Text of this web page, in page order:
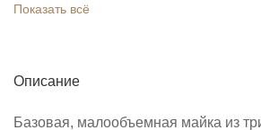
Показать всё
Описание
Базовая, малообъемная майка из